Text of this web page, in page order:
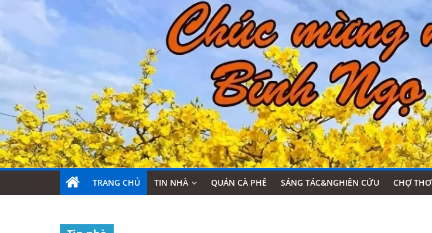
TRANG CHỦ TIN NHÀ QUÁN CÀ PHÊ SÁNG TÁC&NGHIÊN CỨU CHỢ THƠ